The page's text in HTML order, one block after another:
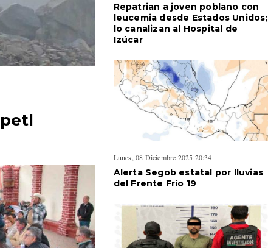
Repatrian a joven poblano con
leucemia desde Estados Unidos;
lo canalizan al Hospital de
Izúcar
Lunes, 08 Diciembre 2025 20:34
Alerta Segob estatal por lluvias
del Frente Frío 19